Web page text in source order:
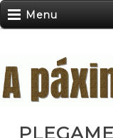
Menu